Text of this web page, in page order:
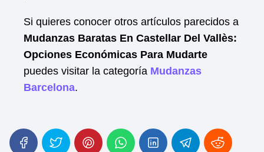
Si quieres conocer otros artículos parecidos a
Mudanzas Baratas En Castellar Del Vallès:
Opciones Económicas Para Mudarte
puedes visitar la categoría Mudanzas
Barcelona.